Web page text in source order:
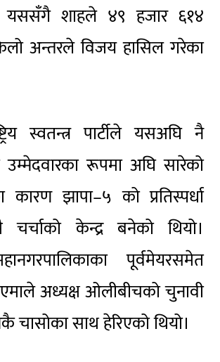
शाहले ४९ हजार ६१४
अन्तरले विजय हासिल गरेका
स्वतन्त्र पार्टीले यसअघि नै
उम्मेदवारका रूपमा अघि सारेको
झापा–५ को प्रतिस्पर्धा
चर्चाको केन्द्र बनेको थियो।
पूर्वमेयरसमेत
अध्यक्ष ओलीबीचको चुनावी
चासोका साथ हेरिएको थियो।